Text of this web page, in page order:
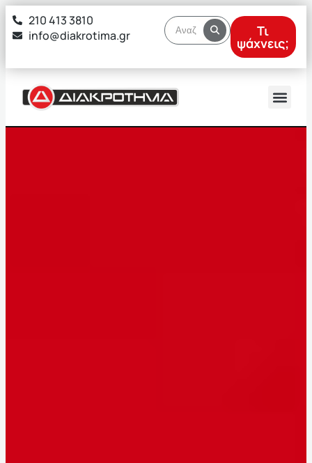
στο
περιεχόμενο
210 413 3810
info@diakrotima.gr
Τι
ψάχνεις;